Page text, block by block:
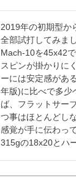
2019年の初期型か
全部試打してみま
Mach-10を45x42
スピンが掛かりに
ーには安定感があ
年版)に比べで多少
ば、フラットサー
つ事はほとんどし
感覚が手に伝わっ
315gの18x20とハ